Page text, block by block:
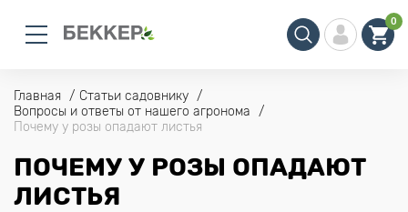
0
Главная
Статьи садовнику
Вопросы и ответы от нашего агронома
Почему у розы опадают листья
ПОЧЕМУ У РОЗЫ ОПАДАЮТ
ЛИСТЬЯ